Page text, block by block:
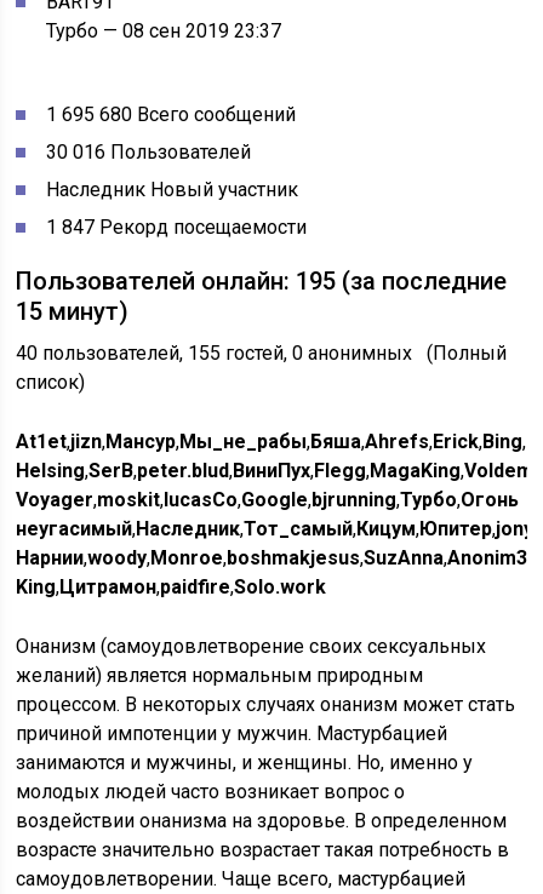
Турбо — 08 сен 2019 23:37
1 695 680 Всего сообщений
30 016 Пользователей
Наследник Новый участник
1 847 Рекорд посещаемости
Пользователей онлайн: 195 (за последние
15 минут)
40 пользователей, 155 гостей, 0 анонимных (Полный
список)
At1et,jizn,Мансур,Мы_не_рабы,Бяша,Ahrefs,Erick,Bing,
Helsing,SerB,peter.blud,ВиниПух,Flegg,MagaKing,
Voyager,moskit,lucasCo,Google,bjrunning,Турбо,Огонь
неугасимый,Наследник,Тот_самый,Кицум,Юпитер,
Нарнии,woody,Monroe,boshmakjesus,SuzAnna,Anonim33
King,Цитрамон,paidfire,Solo.work
Онанизм (самоудовлетворение своих сексуальных
желаний) является нормальным природным
процессом. В некоторых случаях онанизм может стать
причиной импотенции у мужчин. Мастурбацией
занимаются и мужчины, и женщины. Но, именно у
молодых людей часто возникает вопрос о
воздействии онанизма на здоровье. В определенном
возрасте значительно возрастает такая потребность в
самоудовлетворении. Чаще всего, мастурбацией